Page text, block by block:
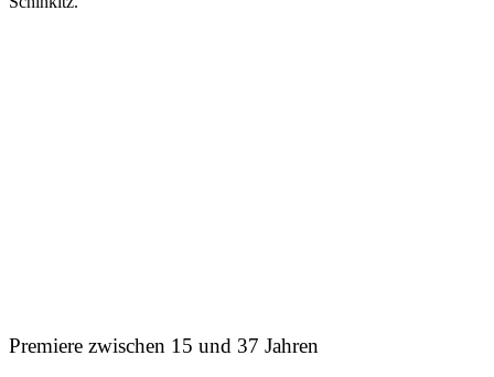
Premiere zwischen 15 und 37 Jahren